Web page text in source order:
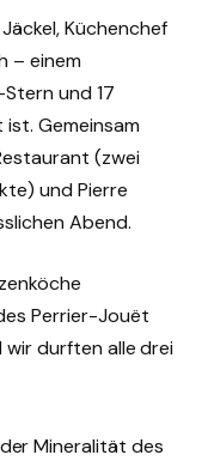
Küchenchef
– einem
und 17
Gemeinsam
(zwei
und Pierre
Abend.
Perrier-Jouët
wir durften alle drei
Mineralität des